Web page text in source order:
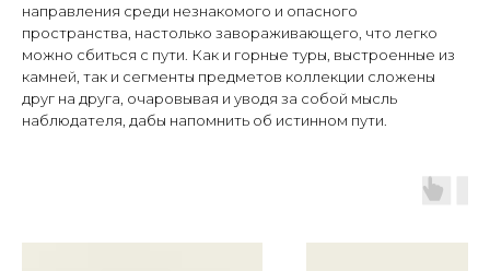
направления среди незнакомого и опасного
пространства, настолько завораживающего, что легко
можно сбиться с пути. Как и горные туры, выстроенные из
камней, так и сегменты предметов коллекции сложены
друг на друга, очаровывая и уводя за собой мысль
наблюдателя, дабы напомнить об истинном пути.